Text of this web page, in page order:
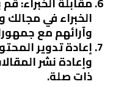
الخبراء في
وآرائهم مع
إعادة تدوير
وإعادة نشر
ذات صلة.